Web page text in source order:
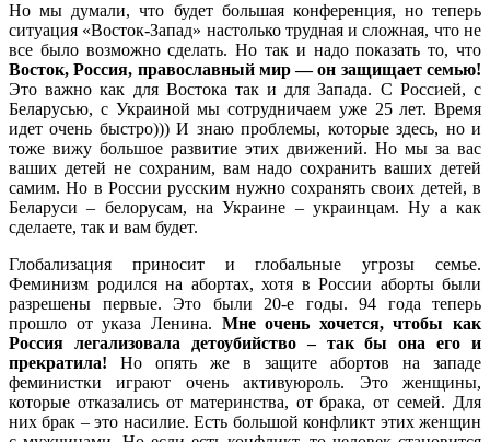
Но мы думали, что будет большая конференция, но теперь
ситуация «Восток-Запад» настолько трудная и сложная, что не
все было возможно сделать. Но так и надо показать то, что
Восток, Россия, православный мир — он защищает семью!
Это важно как для Востока так и для Запада. С Россией, с
Беларусью, с Украиной мы сотрудничаем уже 25 лет. Время
идет очень быстро))) И знаю проблемы, которые здесь, но и
тоже вижу большое развитие этих движений. Но мы за вас
ваших детей не сохраним, вам надо сохранить ваших детей
самим. Но в России русским нужно сохранять своих детей, в
Беларуси – белорусам, на Украине – украинцам. Ну а как
сделаете, так и вам будет.
Глобализация приносит и глобальные угрозы семье.
Феминизм родился на абортах, хотя в России аборты были
разрешены первые. Это были 20-е годы. 94 года теперь
прошло от указа Ленина. Мне очень хочется, чтобы как
Россия легализовала детоубийство – так бы она его и
прекратила! Но опять же в защите абортов на западе
феминистки играют очень активуюроль. Это женщины,
которые отказались от материнства, от брака, от семей. Для
них брак – это насилие. Есть большой конфликт этих женщин